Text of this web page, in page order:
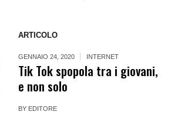
ARTICOLO
GENNAIO 24, 2020 INTERNET
Tik Tok spopola tra i giovani,
e non solo
BY EDITORE